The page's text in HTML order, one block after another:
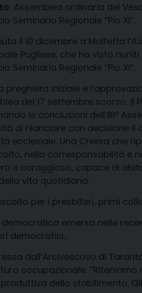
: Assemblea ordinaria dei
Seminario Regionale “Pio XI”.
il 10 dicembre a Molfetta
Pugliese, che ha visto
Seminario Regionale “Pio XI”.
preghiera iniziale e
del 17 settembre scorso, il
le conclusioni dell’81ª
di rilanciare con decisione
ecclesiale. Una Chiesa che
nella corresponsabilità e
e coraggioso, capace di
vita quotidiana.
per i presbiteri, primi
emersa nelle
democratici..
dall’Arcivescovo di
occupazionale:
dello stabilimento.